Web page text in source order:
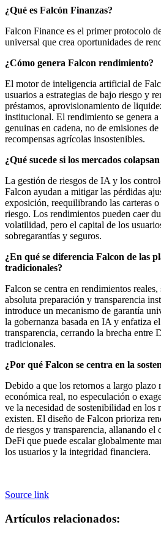
¿Qué es Falcón Finanzas?
Falcon Finance es el primer protocolo
universal que crea oportunidades de
¿Cómo genera Falcon rendimiento?
El motor de inteligencia artificial de
usuarios a estrategias de bajo riesgo y
préstamos, aprovisionamiento de
institucional. El rendimiento se genera
genuinas en cadena, no de emisiones
recompensas agrícolas insostenibles.
¿Qué sucede si los mercados
La gestión de riesgos de IA y los
Falcon ayudan a mitigar las pérdidas
exposición, reequilibrando las carteras
riesgo. Los rendimientos pueden caer
volatilidad, pero el capital de los
sobregarantías y seguros.
¿En qué se diferencia Falcon de las
tradicionales?
Falcon se centra en rendimientos
absoluta preparación y transparencia
introduce un mecanismo de garantía
la gobernanza basada en IA y enfatiza
transparencia, cerrando la brecha entre
tradicionales.
¿Por qué Falcon se centra en la
Debido a que los retornos a largo plazo
económica real, no especulación o
ve la necesidad de sostenibilidad en los
existen. El diseño de Falcon prioriza
de riesgos y transparencia, allanando el
DeFi que puede escalar globalmente
los usuarios y la integridad financiera.
Source link
Artículos relacionados: